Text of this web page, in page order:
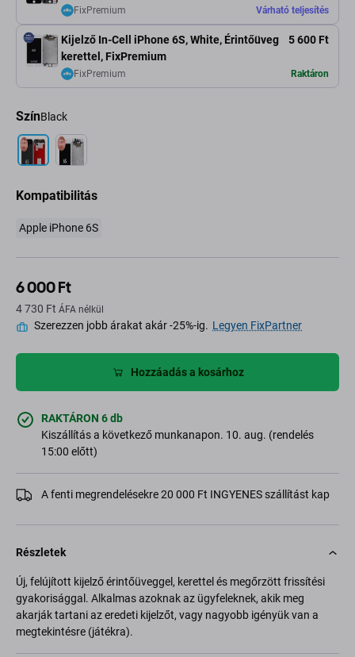
FixPremium Várható teljesítés
Kijelző In-Cell iPhone 6S, White, Érintőüveg
kerettel, FixPremium
5 600 Ft
FixPremium Raktáron
SzínBlack
Kompatibilitás
Apple iPhone 6S
6 000 Ft
4 730 Ft ÁFA nélkül
Szerezzen jobb árakat akár -25%-ig. Legyen FixPartner
Hozzáadás a kosárhoz
RAKTÁRON 6 db
Kiszállítás a következő munkanapon. 10. aug. (rendelés
15:00 előtt)
A fenti megrendelésekre 20 000 Ft INGYENES szállítást kap
Részletek
Új, felújított kijelző érintőüveggel, kerettel és megőrzött frissítési
gyakorisággal. Alkalmas azoknak az ügyfeleknek, akik meg
akarják tartani az eredeti kijelzőt, vagy nagyobb igényük van a
megtekintésre (játékra).